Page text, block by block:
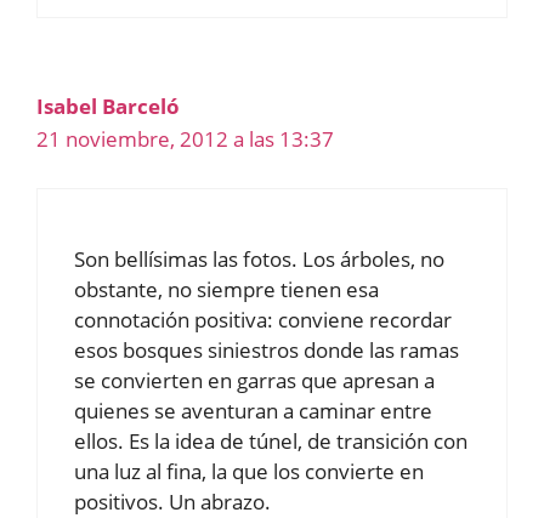
Isabel Barceló
21 noviembre, 2012 a las 13:37
Son bellísimas las fotos. Los árboles, no
obstante, no siempre tienen esa
connotación positiva: conviene recordar
esos bosques siniestros donde las ramas
se convierten en garras que apresan a
quienes se aventuran a caminar entre
ellos. Es la idea de túnel, de transición con
una luz al fina, la que los convierte en
positivos. Un abrazo.